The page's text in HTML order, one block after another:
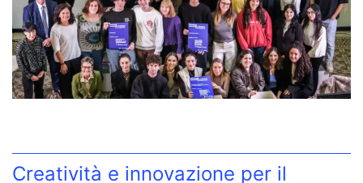
Creatività e innovazione per il